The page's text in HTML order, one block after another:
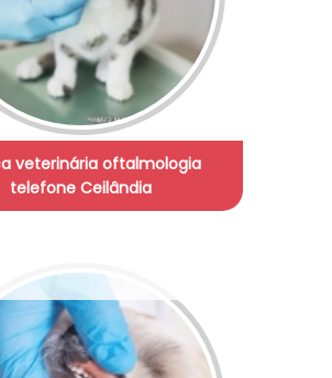
veterinária oftalmologia
telefone Ceilândia